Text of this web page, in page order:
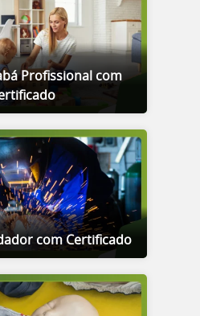
Profissional com
com Certificado